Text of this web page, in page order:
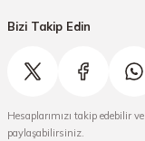
Bizi Takip Edin
Hesaplarımızı takip edebilir ve
paylaşabilirsiniz.